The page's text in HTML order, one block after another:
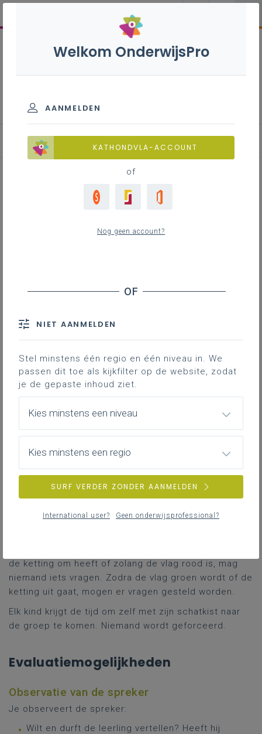
Evaluatie-instrumenten
Schatkist (vertellen over wat je
Organisatie
Je observeert of leerlingen zich veilig
genoeg voelen omover zichzelf te
vertellen, maar ook of ze respectvol en
nieuwsgierig naar de ander kunnen
Organisatie
Elke leerling brengt om de beurt een doos (schatkist)
mee waarin hij dingen stopt die voor hemheel
belangrijkzijn. Die stelt hij aan de anderen voor.
voelen. Zo is het van groot belang dat de luisteraars
de ketting om heeft of zolang de vlag rood is, mag
niemand iets vragen. Zodra de vlag groen wordt of de
ketting uit gaat, mogen er vragen gesteld worden.
Elk kind krijgt de tijd om zelf met zijn schatkist naar
de groep te komen. Niemand wordt geforceerd.
Evaluatiemogelijkheden
Observatie van de spreker
Je observeert de spreker:
Wilt en durft de leerling vertellen? Heeft hij
Welkom OnderwijsPro
AANMELDEN
KATHONDVLA-ACCOUNT
of
Nog geen account?
NIET AANMELDEN
Stel minstens één regio en één niveau in. We
passen dit toe als kijkfilter op de website, zodat
je de gepaste inhoud ziet.
Kies minstens een niveau
Kies minstens een regio
SURF VERDER ZONDER AANMELDEN
International user? Geen onderwijsprofessional?